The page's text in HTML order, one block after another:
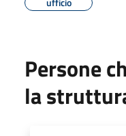
Persone
la